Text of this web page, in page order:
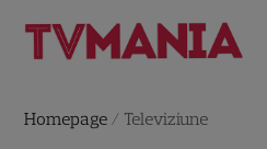
Homepage / Televiziune